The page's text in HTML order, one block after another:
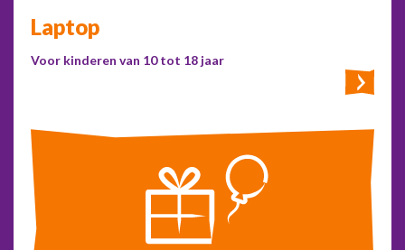
Laptop
Voor kinderen van 10 tot 18 jaar